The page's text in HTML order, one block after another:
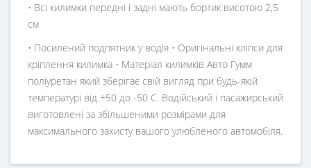
• Всі килимки передні і задні мають бортик висотою 2,5
см
• Посилений подпятник у водія • Оригінальні кліпси для
кріплення килимка • Матеріал килимків Авто Гумм
поліуретан який зберігає свій вигляд при будь-якій
температурі від +50 до -50 С. Водійський і пасажирський
виготовлені за збільшеними розмірами для
максимального захисту вашого улюбленого автомобіля.